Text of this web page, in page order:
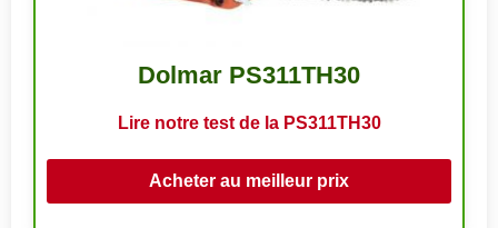
Dolmar PS311TH30
Lire notre test de la PS311TH30
Acheter au meilleur prix